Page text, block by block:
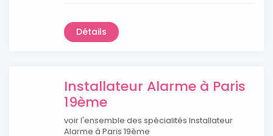
Détails
Installateur Alarme à Paris
19ème
voir l'ensemble des spécialités Installateur
Alarme à Paris 19ème